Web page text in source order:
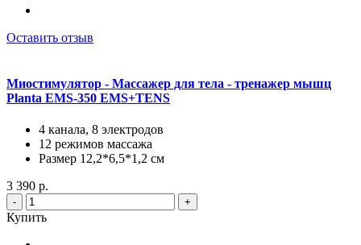
Оставить отзыв
Миостимулятор - Массажер для тела - тренажер мышц
Planta EMS-350 EMS+TENS
4 канала, 8 электродов
12 режимов массажа
Размер 12,2*6,5*1,2 см
3 390 р.
- +
Купить